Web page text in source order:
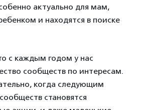
актуально для мам,
и находятся в поиске
с каждым годом у нас
сообществ по интересам.
когда следующим
становятся